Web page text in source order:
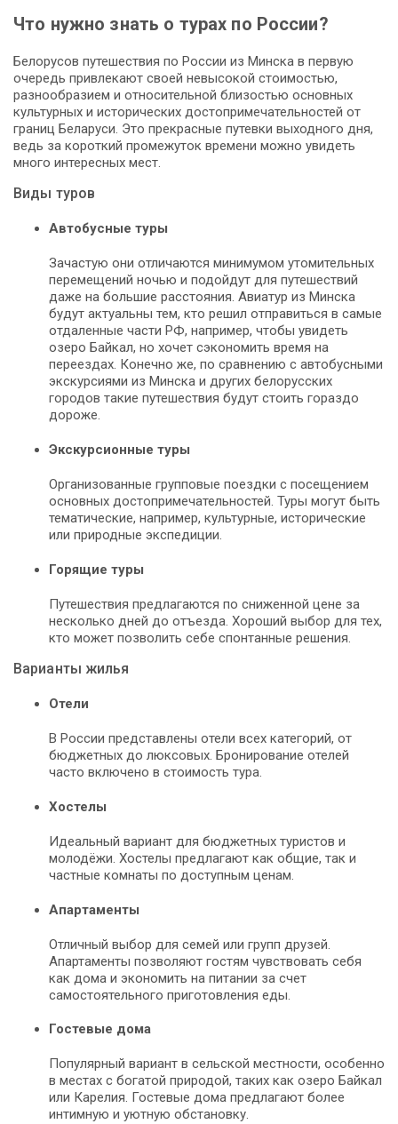
Что нужно знать о турах по России?
Белорусов путешествия по России из Минска в первую
очередь привлекают своей невысокой стоимостью,
разнообразием и относительной близостью основных
культурных и исторических достопримечательностей от
границ Беларуси. Это прекрасные путевки выходного дня,
ведь за короткий промежуток времени можно увидеть
много интересных мест.
Виды туров
Автобусные туры
Зачастую они отличаются минимумом утомительных
перемещений ночью и подойдут для путешествий
даже на большие расстояния. Авиатур из Минска
будут актуальны тем, кто решил отправиться в самые
отдаленные части РФ, например, чтобы увидеть
озеро Байкал, но хочет сэкономить время на
переездах. Конечно же, по сравнению с автобусными
экскурсиями из Минска и других белорусских
городов такие путешествия будут стоить гораздо
дороже.
Экскурсионные туры
Организованные групповые поездки с посещением
основных достопримечательностей. Туры могут быть
тематические, например, культурные, исторические
или природные экспедиции.
Горящие туры
Путешествия предлагаются по сниженной цене за
несколько дней до отъезда. Хороший выбор для тех,
кто может позволить себе спонтанные решения.
Варианты жилья
Отели
В России представлены отели всех категорий, от
бюджетных до люксовых. Бронирование отелей
часто включено в стоимость тура.
Хостелы
Идеальный вариант для бюджетных туристов и
молодёжи. Хостелы предлагают как общие, так и
частные комнаты по доступным ценам.
Апартаменты
Отличный выбор для семей или групп друзей.
Апартаменты позволяют гостям чувствовать себя
как дома и экономить на питании за счет
самостоятельного приготовления еды.
Гостевые дома
Популярный вариант в сельской местности, особенно
в местах с богатой природой, таких как озеро Байкал
или Карелия. Гостевые дома предлагают более
интимную и уютную обстановку.